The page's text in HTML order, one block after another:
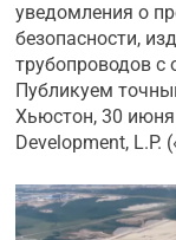
уведомления о
безопасности,
трубопроводов
Публикуем
Хьюстон, 30
Development, L.P.